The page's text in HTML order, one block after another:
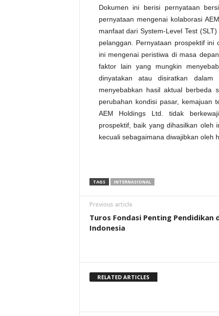
Dokumen ini berisi pernyataan
pernyataan mengenai kolaborasi
manfaat dari System-Level Test
pelanggan. Pernyataan prospektif
ini mengenai peristiwa di masa
faktor lain yang mungkin
dinyatakan atau disiratkan
menyebabkan hasil aktual berbeda
perubahan kondisi pasar, kemajuan
AEM Holdings Ltd. tidak
prospektif, baik yang dihasilkan oleh
kecuali sebagaimana diwajibkan oleh
TAGS INTERNASIONAL
Previous article
Turos Fondasi Penting Pendidikan
Indonesia
RELATED ARTICLES